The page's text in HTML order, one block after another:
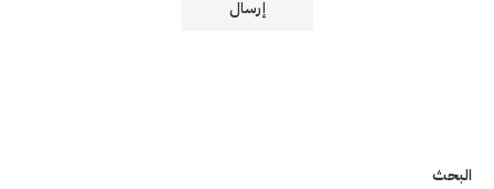
البحث